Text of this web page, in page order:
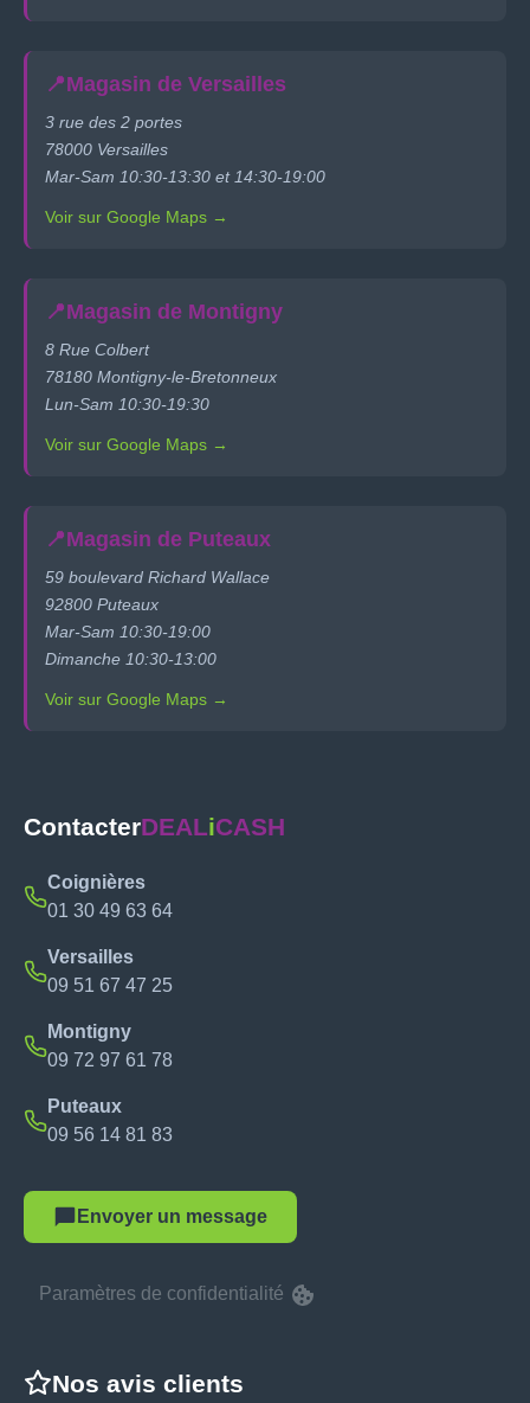
📍Magasin de Versailles
3 rue des 2 portes
78000 Versailles
Mar-Sam 10:30-13:30 et 14:30-19:00
Voir sur Google Maps →
📍Magasin de Montigny
8 Rue Colbert
78180 Montigny-le-Bretonneux
Lun-Sam 10:30-19:30
Voir sur Google Maps →
📍Magasin de Puteaux
59 boulevard Richard Wallace
92800 Puteaux
Mar-Sam 10:30-19:00
Dimanche 10:30-13:00
Voir sur Google Maps →
ContacterDEALiCASH
Coignières
01 30 49 63 64
Versailles
09 51 67 47 25
Montigny
09 72 97 61 78
Puteaux
09 56 14 81 83
Envoyer un message
Paramètres de confidentialité
Nos avis clients